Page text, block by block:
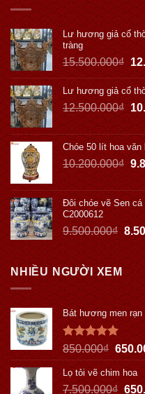
Lư hương giả cổ
tràng
15.500.000₫
Lư hương giả cổ
12.500.000₫
Chóe 50 lít hoa văn
10.200.000₫
Đôi chóe vẽ Sen cá
C2000612
9.500.000₫
NHIỀU NGƯỜI XEM
Bát hương men
Được xếp
hạng5.00
5 sao
850.000₫
Lọ tỏi vẽ chim hoa
7.500.000₫